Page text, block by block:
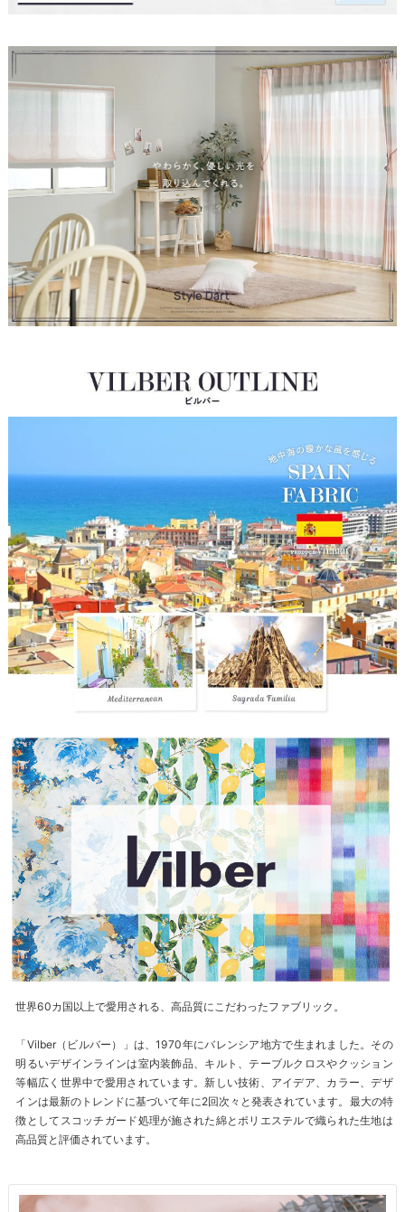
世界60カ国以上で愛用される、高品質にこだわったファブリック。
「Vilber（ビルバー）」は、1970年にバレンシア地方で生まれました。その
明るいデザインラインは室内装飾品、キルト、テーブルクロスやクッション
等幅広く世界中で愛用されています。新しい技術、アイデア、カラー、デザ
インは最新のトレンドに基づいて年に2回次々と発表されています。最大の特
徴としてスコッチガード処理が施された綿とポリエステルで織られた生地は
高品質と評価されています。